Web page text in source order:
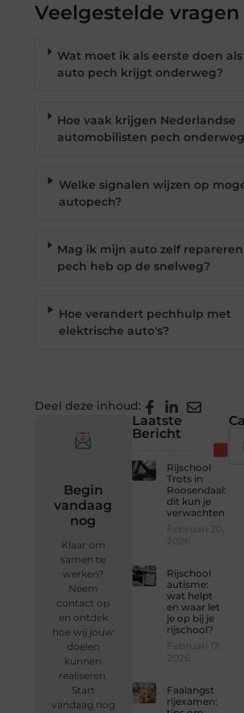
Veelgestelde vragen
Wat moet ik als eerste doen
auto pech krijgt onderweg?
Hoe vaak krijgen Nederlandse
automobilisten pech
Welke signalen wijzen op
autopech?
Mag ik mijn auto zelf
pech heb op de snelweg?
Hoe verandert pechhulp met
elektrische auto's?
Deel deze inhoud:
Laatste
Bericht
Rijschool
Trots in
Roosendaal:
dit kun je
verwachten
Rijschool
autisme:
wat helpt
en waar let
je op bij je
rijschool?
Faalangst
rijexamen:
Begin
vandaag
nog
Klaar om
samen te
werken?
Neem
contact op
en ontdek
hoe wij jouw
doelen
kunnen
realiseren.
Start
vandaag nog